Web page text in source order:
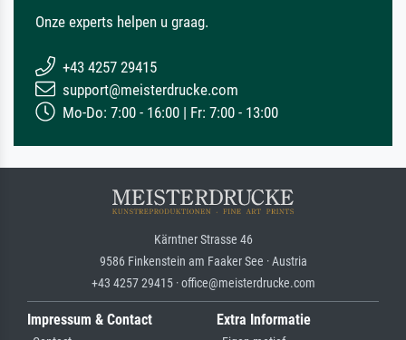
Onze experts helpen u graag.
+43 4257 29415
support@meisterdrucke.com
Mo-Do: 7:00 - 16:00 | Fr: 7:00 - 13:00
Kärntner Strasse 46
9586 Finkenstein am Faaker See · Austria
+43 4257 29415 · office@meisterdrucke.com
Impressum & Contact Extra Informatie